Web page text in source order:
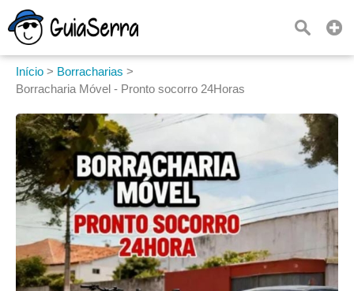
Início > Borracharias >
Borracharia Móvel - Pronto socorro 24Horas